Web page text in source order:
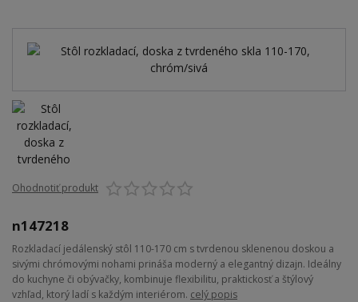
Ohodnotiť produkt
n147218
Rozkladací jedálenský stôl 110-170 cm s tvrdenou sklenenou doskou a
sivými chrómovými nohami prináša moderný a elegantný dizajn. Ideálny
do kuchyne či obývačky, kombinuje flexibilitu, praktickosť a štýlový
vzhľad, ktorý ladí s každým interiérom. celý popis